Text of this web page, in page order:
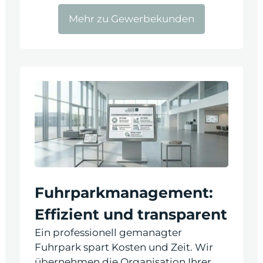
Mehr zu Gewerbekunden
Fuhrparkmanagement:
Effizient und transparent
Ein professionell gemanagter
Fuhrpark spart Kosten und Zeit. Wir